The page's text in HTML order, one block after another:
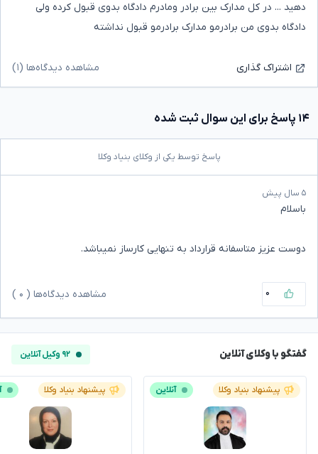
دهید ... در کل مدارک بین برادر ومادرم دادگاه بدوی قبول کرده ولی
دادگاه بدوی من برادرمو مدارک برادرمو قبول نداشته
اشتراک گذاری مشاهده دیدگاه‌ها (۱)
۱۴ پاسخ برای این سوال ثبت شده
پاسخ توسط یکی از وکلای بنیاد وکلا
۵ سال پیش
باسلام
دوست عزیز متاسفانه قرارداد به تنهایی کارساز نمیباشد.
۰ مشاهده دیدگاه‌ها ( ۰
گفتگو با وکلای آنلاین ۹۲ وکیل آنلاین
پیشنهاد بنیاد وکلا آنلاین پیشنهاد بنیاد وکلا